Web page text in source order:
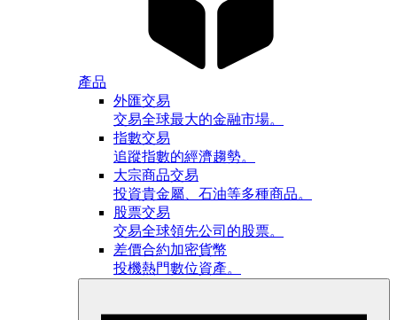
產品
外匯交易
交易全球最大的金融市場。
指數交易
追蹤指數的經濟趨勢。
大宗商品交易
投資貴金屬、石油等多種商品。
股票交易
交易全球領先公司的股票。
差價合約加密貨幣
投機熱門數位資產。